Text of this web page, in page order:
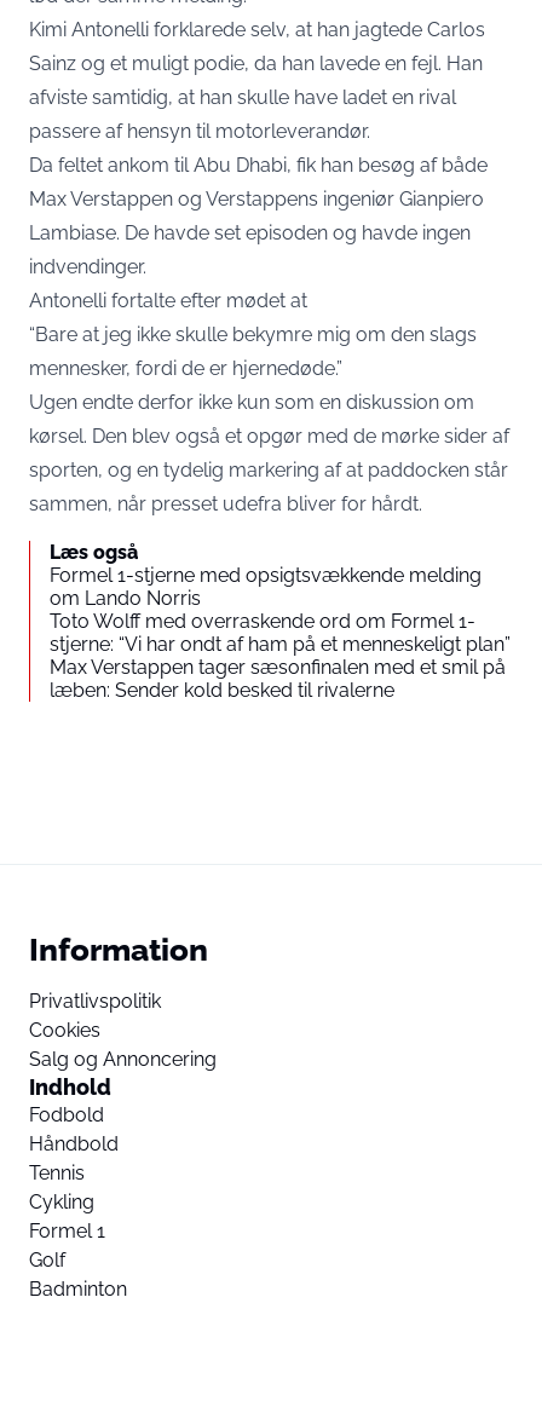
Kimi Antonelli forklarede selv, at han jagtede Carlos
Sainz og et muligt podie, da han lavede en fejl. Han
afviste samtidig, at han skulle have ladet en rival
passere af hensyn til motorleverandør.
Da feltet ankom til Abu Dhabi, fik han besøg af både
Max Verstappen og Verstappens ingeniør Gianpiero
Lambiase. De havde set episoden og havde ingen
indvendinger.
Antonelli fortalte efter mødet at
“Bare at jeg ikke skulle bekymre mig om den slags
mennesker, fordi de er hjernedøde.”
Ugen endte derfor ikke kun som en diskussion om
kørsel. Den blev også et opgør med de mørke sider af
sporten, og en tydelig markering af at paddocken står
sammen, når presset udefra bliver for hårdt.
Læs også
Formel 1-stjerne med opsigtsvækkende melding
om Lando Norris
Toto Wolff med overraskende ord om Formel 1-
stjerne: “Vi har ondt af ham på et menneskeligt plan”
Max Verstappen tager sæsonfinalen med et smil på
læben: Sender kold besked til rivalerne
Information
Privatlivspolitik
Cookies
Salg og Annoncering
Indhold
Fodbold
Håndbold
Tennis
Cykling
Formel 1
Golf
Badminton